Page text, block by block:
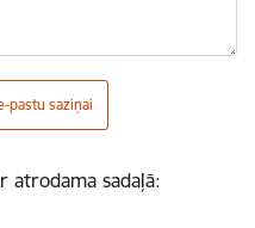
pastu saziņai
atrodama sadaļā: